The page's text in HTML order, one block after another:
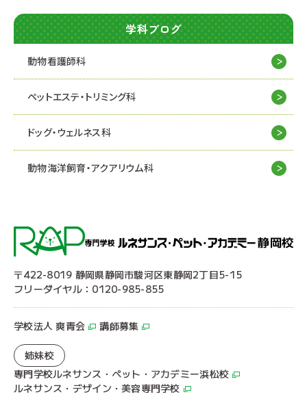
学科ブログ
動物看護師科
ペットエステ・トリミング科
ドッグ・ウェルネス科
動物海洋飼育・アクアリウム科
〒422-8019 静岡県静岡市駿河区東静岡2丁目5-15
フリーダイヤル：0120-985-855
学校法人 爽青会 講師募集
姉妹校
専門学校ルネサンス・ペット・アカデミー浜松校
ルネサンス・デザイン・美容専門学校